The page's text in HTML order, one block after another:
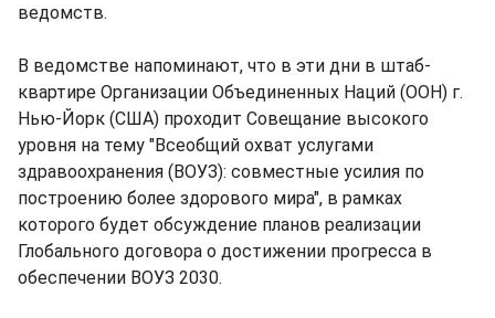
ведомств.
В ведомстве напоминают, что в эти дни в штаб-
квартире Организации Объединенных Наций (ООН) г.
Нью-Йорк (США) проходит Совещание высокого
уровня на тему "Всеобщий охват услугами
здравоохранения (ВОУЗ): совместные усилия по
построению более здорового мира", в рамках
которого будет обсуждение планов реализации
Глобального договора о достижении прогресса в
обеспечении ВОУЗ 2030.